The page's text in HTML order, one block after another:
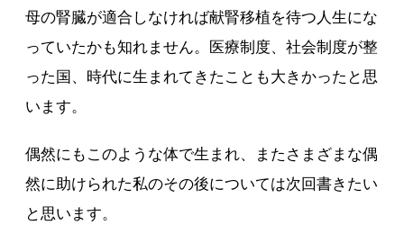
母の腎臓が適合しなければ献腎移植を待つ人生にな
っていたかも知れません。医療制度、社会制度が整
った国、時代に生まれてきたことも大きかったと思
います。
偶然にもこのような体で生まれ、またさまざまな偶
然に助けられた私のその後については次回書きたい
と思います。